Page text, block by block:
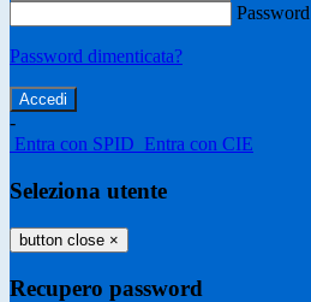
Password
Password dimenticata?
-
Entra con SPID Entra con CIE
Seleziona utente
button close ×
Recupero password